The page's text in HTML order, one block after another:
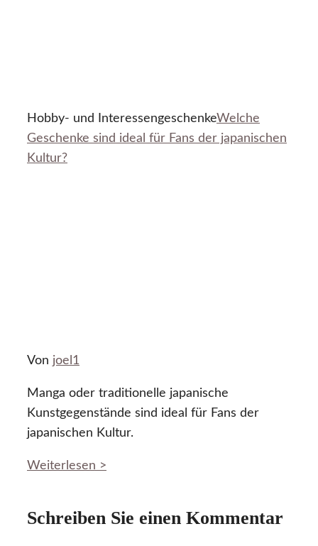
Hobby- und InteressengeschenkeWelche
Geschenke sind ideal für Fans der japanischen
Kultur?
Von joel1
Manga oder traditionelle japanische
Kunstgegenstände sind ideal für Fans der
japanischen Kultur.
Weiterlesen >
Schreiben Sie einen Kommentar